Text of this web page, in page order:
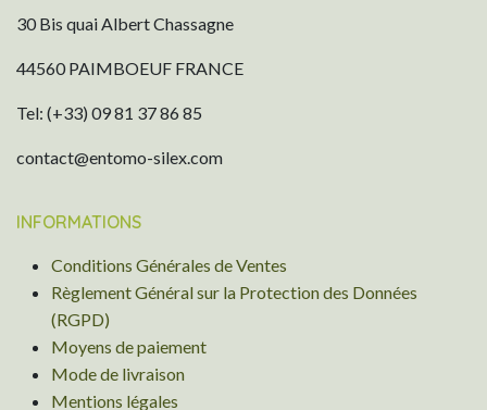
30 Bis quai Albert Chassagne
44560 PAIMBOEUF FRANCE
Tel: (+33) 09 81 37 86 85
contact@entomo-silex.com
INFORMATIONS
Conditions Générales de Ventes
Règlement Général sur la Protection des Données
(RGPD)
Moyens de paiement
Mode de livraison
Mentions légales